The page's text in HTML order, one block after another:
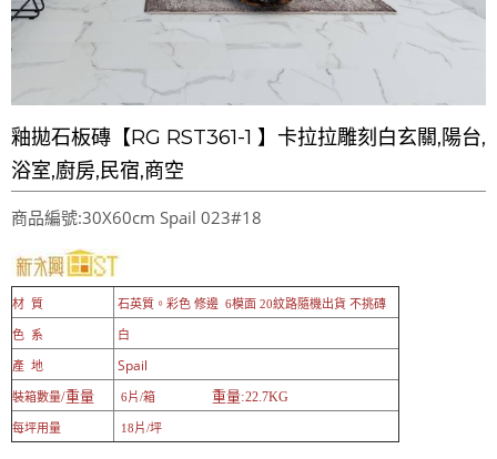
釉拋石板磚【RG RST361-1 】卡拉拉雕刻白玄關,陽台,
浴室,廚房,民宿,商空
商品編號:30X60cm Spail 023#18
材 質 石英質。彩色 修邊 6模面 20紋路隨機出貨 不挑磚
色 系 白
產 地 Spail
裝箱數量/重量 6片/箱 重量:22.7KG
每坪用量 18片/坪